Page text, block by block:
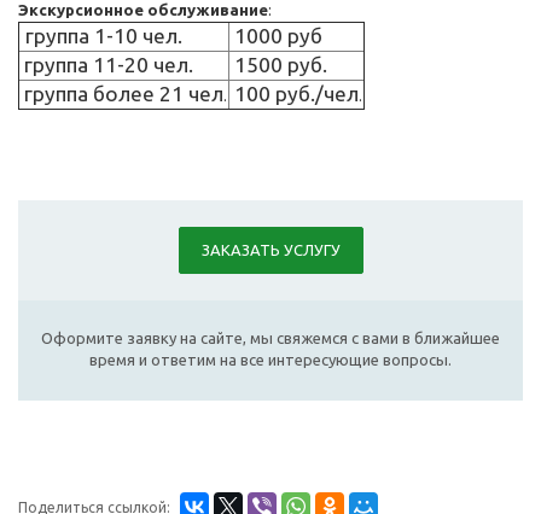
Экскурсионное обслуживание:
группа 1-10 чел.
1000 руб
группа 11-20 чел.
1500 руб.
группа более 21 чел. 100 руб./чел.
ЗАКАЗАТЬ УСЛУГУ
Оформите заявку на сайте, мы свяжемся с вами в ближайшее
время и ответим на все интересующие вопросы.
Поделиться ссылкой: